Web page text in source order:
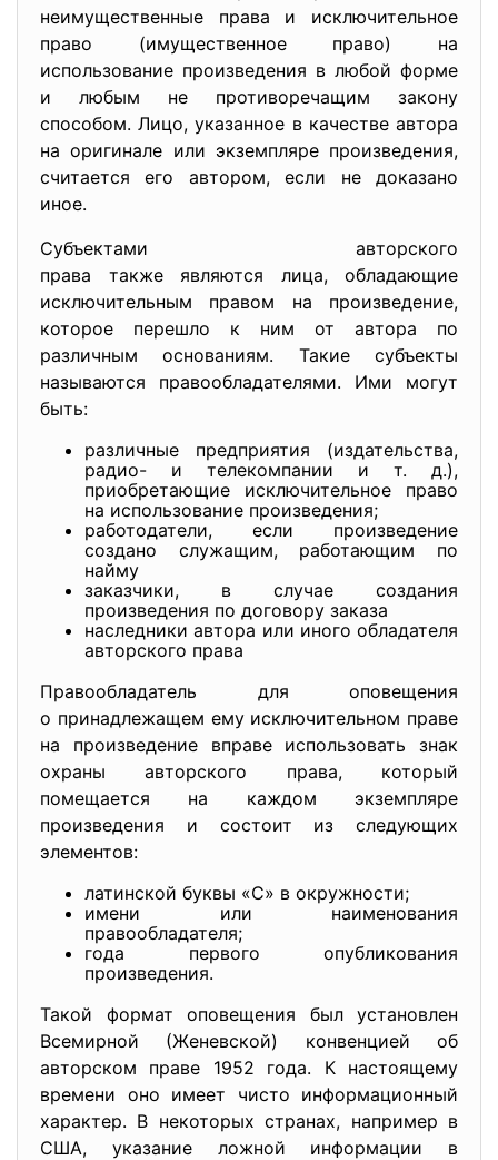
неимущественные права и исключительное
право (имущественное право) на
использование произведения в любой форме
и любым не противоречащим закону
способом. Лицо, указанное в качестве автора
на оригинале или экземпляре произведения,
считается его автором, если не доказано
иное.
Субъектами авторского
права также являются лица, обладающие
исключительным правом на произведение,
которое перешло к ним от автора по
различным основаниям. Такие субъекты
называются правообладателями. Ими могут
быть:
различные предприятия (издательства,
радио- и телекомпании и т. д.),
приобретающие исключительное право
на использование произведения;
работодатели, если произведение
создано служащим, работающим по
найму
заказчики, в случае создания
произведения по договору заказа
наследники автора или иного обладателя
авторского права
Правообладатель для оповещения
о принадлежащем ему исключительном праве
на произведение вправе использовать знак
охраны авторского права, который
помещается на каждом экземпляре
произведения и состоит из следующих
элементов:
латинской буквы «C» в окружности;
имени или наименования
правообладателя;
года первого опубликования
произведения.
Такой формат оповещения был установлен
Всемирной (Женевской) конвенцией об
авторском праве 1952 года. К настоящему
времени оно имеет чисто информационный
характер. В некоторых странах, например в
США, указание ложной информации в